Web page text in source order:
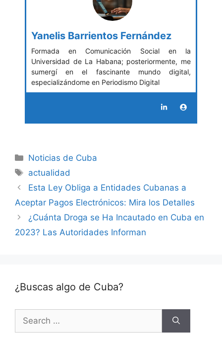
Yanelis Barrientos Fernández
Formada en Comunicación Social en la
Universidad de La Habana; posteriormente, me
sumergí en el fascinante mundo digital,
especializándome en Periodismo Digital
Categories
Noticias de Cuba
Tags
actualidad
Esta Ley Obliga a Entidades Cubanas a
Aceptar Pagos Electrónicos: Mira los Detalles
¿Cuánta Droga se Ha Incautado en Cuba en
2023? Las Autoridades Informan
¿Buscas algo de Cuba?
for: